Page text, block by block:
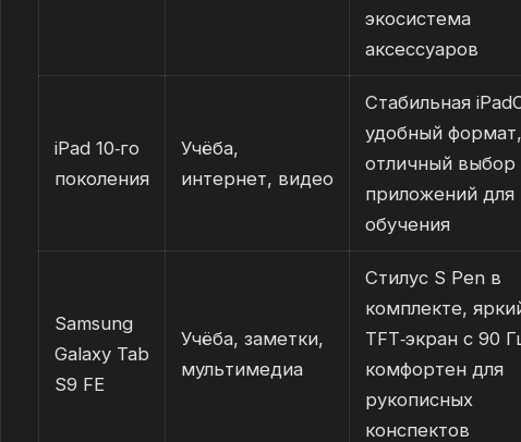
экосистема
аксессуаров
iPad 10‑го
поколения
Учёба,
интернет, видео
Стабильная
удобный формат,
отличный выбор
приложений для
обучения
Samsung
Galaxy Tab
S9 FE
Учёба, заметки,
мультимедиа
Стилус S Pen в
комплекте,
TFT‑экран c 90
комфортен для
рукописных
конспектов